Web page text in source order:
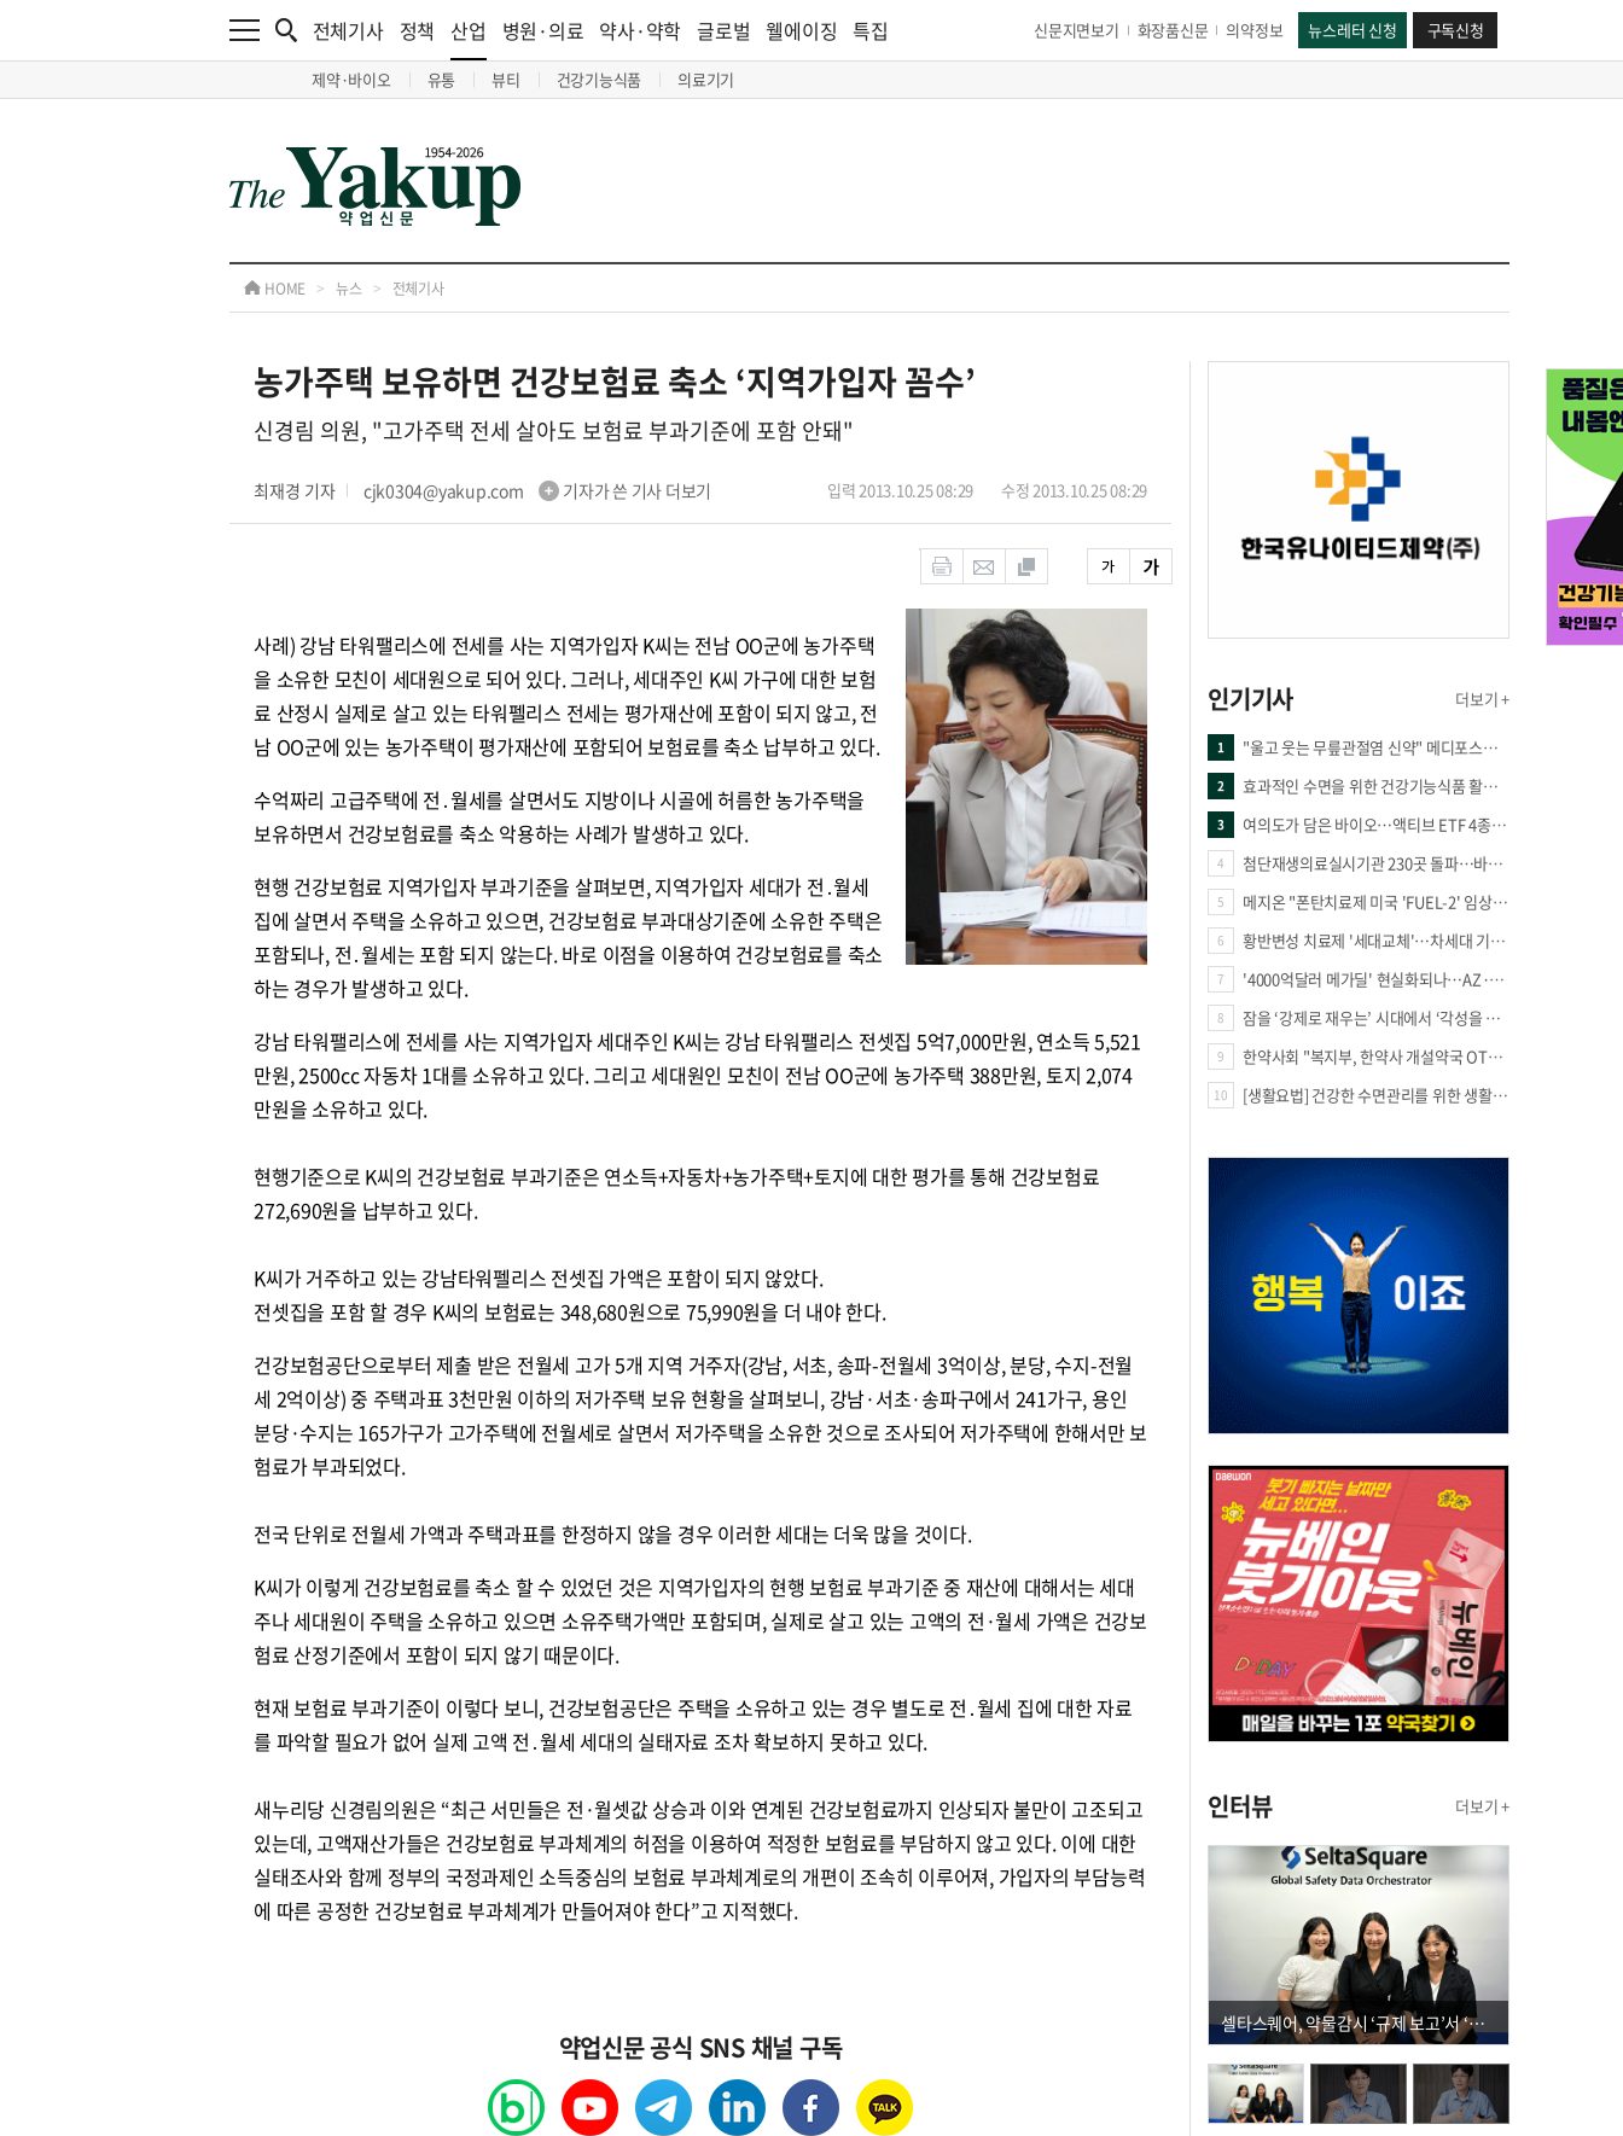
전체기사 정책 산업
제약·바이오 유통 뷰티 건강기능식품 의료기기
병원·의료 약사·약학 글로벌 웰에이징 특집 신문지면보기 화장품신문 의약정보 뉴스레터 신청 구독신청
HOME > 뉴스 > 전체기사
농가주택 보유하면 건강보험료 축소 ‘지역가입자 꼼수’
신경림 의원, "고가주택 전세 살아도 보험료 부과기준에 포함 안돼"
최재경 기자 cjk0304@yakup.com 기자가 쓴 기사 더보기 입력 2013.10.25 08:29 수정 2013.10.25 08:29
사례) 강남 타워팰리스에 전세를 사는 지역가입자 K씨는 전남 OO군에 농가주택
을 소유한 모친이 세대원으로 되어 있다. 그러나, 세대주인 K씨 가구에 대한 보험
료 산정시 실제로 살고 있는 타워펠리스 전세는 평가재산에 포함이 되지 않고, 전
남 OO군에 있는 농가주택이 평가재산에 포함되어 보험료를 축소 납부하고 있다.
수억짜리 고급주택에 전․월세를 살면서도 지방이나 시골에 허름한 농가주택을
보유하면서 건강보험료를 축소 악용하는 사례가 발생하고 있다.
현행 건강보험료 지역가입자 부과기준을 살펴보면, 지역가입자 세대가 전․월세
집에 살면서 주택을 소유하고 있으면, 건강보험료 부과대상기준에 소유한 주택은
포함되나, 전․월세는 포함 되지 않는다. 바로 이점을 이용하여 건강보험료를 축소
하는 경우가 발생하고 있다.
강남 타워팰리스에 전세를 사는 지역가입자 세대주인 K씨는 강남 타워팰리스 전셋집 5억7,000만원, 연소득 5,521
만원, 2500cc 자동차 1대를 소유하고 있다. 그리고 세대원인 모친이 전남 OO군에 농가주택 388만원, 토지 2,074
만원을 소유하고 있다.
현행기준으로 K씨의 건강보험료 부과기준은 연소득+자동차+농가주택+토지에 대한 평가를 통해 건강보험료
272,690원을 납부하고 있다.
K씨가 거주하고 있는 강남타워펠리스 전셋집 가액은 포함이 되지 않았다.
전셋집을 포함 할 경우 K씨의 보험료는 348,680원으로 75,990원을 더 내야 한다.
건강보험공단으로부터 제출 받은 전월세 고가 5개 지역 거주자(강남, 서초, 송파-전월세 3억이상, 분당, 수지-전월
세 2억이상) 중 주택과표 3천만원 이하의 저가주택 보유 현황을 살펴보니, 강남·서초·송파구에서 241가구, 용인
분당·수지는 165가구가 고가주택에 전월세로 살면서 저가주택을 소유한 것으로 조사되어 저가주택에 한해서만 보
험료가 부과되었다.
전국 단위로 전월세 가액과 주택과표를 한정하지 않을 경우 이러한 세대는 더욱 많을 것이다.
K씨가 이렇게 건강보험료를 축소 할 수 있었던 것은 지역가입자의 현행 보험료 부과기준 중 재산에 대해서는 세대
주나 세대원이 주택을 소유하고 있으면 소유주택가액만 포함되며, 실제로 살고 있는 고액의 전·월세 가액은 건강보
험료 산정기준에서 포함이 되지 않기 때문이다.
현재 보험료 부과기준이 이렇다 보니, 건강보험공단은 주택을 소유하고 있는 경우 별도로 전․월세 집에 대한 자료
를 파악할 필요가 없어 실제 고액 전․월세 세대의 실태자료 조차 확보하지 못하고 있다.
새누리당 신경림의원은 “최근 서민들은 전·월셋값 상승과 이와 연계된 건강보험료까지 인상되자 불만이 고조되고
있는데, 고액재산가들은 건강보험료 부과체계의 허점을 이용하여 적정한 보험료를 부담하지 않고 있다. 이에 대한
실태조사와 함께 정부의 국정과제인 소득중심의 보험료 부과체계로의 개편이 조속히 이루어져, 가입자의 부담능력
에 따른 공정한 건강보험료 부과체계가 만들어져야 한다”고 지적했다.
약업신문 공식 SNS 채널 구독
인기기사 더보기 +
1 "울고 웃는 무릎관절염 신약" 메디포스트·강스템·네이처셀 전진, 코오롱티슈진 반전 과제
2 효과적인 수면을 위한 건강기능식품 활용법
3 여의도가 담은 바이오…액티브 ETF 4종의 선택은
4 첨단재생의료실시기관 230곳 돌파…바이오 새 시장 꿈틀
5 메지온 "폰탄치료제 미국 'FUEL-2' 임상 프로토콜 영국 승인"
6 황반변성 치료제 '세대교체'…차세대 기전 경쟁 본격화
7 '4000억달러 메가딜' 현실화되나…AZ·BMS 합병설에 글로벌 제약업계 촉각
8 잠을 ‘강제로 재우는’ 시대에서 ‘각성을 낮추는’ 시대로
9 한약사회 "복지부, 한약사 개설약국 OTC 공급 방해 더는 방관 말아야"
10 [생활요법] 건강한 수면관리를 위한 생활요법
인터뷰 더보기 +
셀타스퀘어, 약물감시 ‘규제 보고’서 ‘데이터 의사결정’으로 "PVX 전환 요구 커진다"